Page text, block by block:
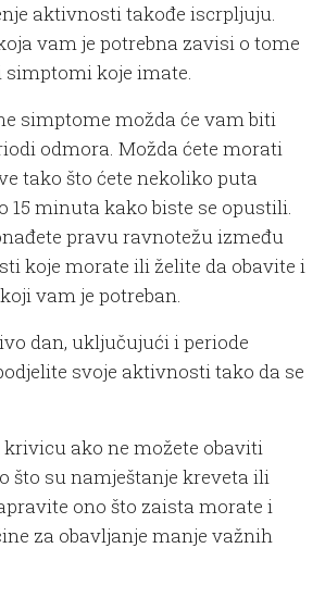
aktivnosti takođe iscrpljuju.
vam je potrebna zavisi o tome
koje imate.
simptome možda će vam biti
odmora. Možda ćete morati
tako što ćete nekoliko puta
15 minuta kako biste se opustili.
pravu ravnotežu između
koje morate ili želite da obavite i
vam je potreban.
dan, uključujući i periode
svoje aktivnosti tako da se
ako ne možete obaviti
što su namještanje kreveta ili
ono što zaista morate i
za obavljanje manje važnih